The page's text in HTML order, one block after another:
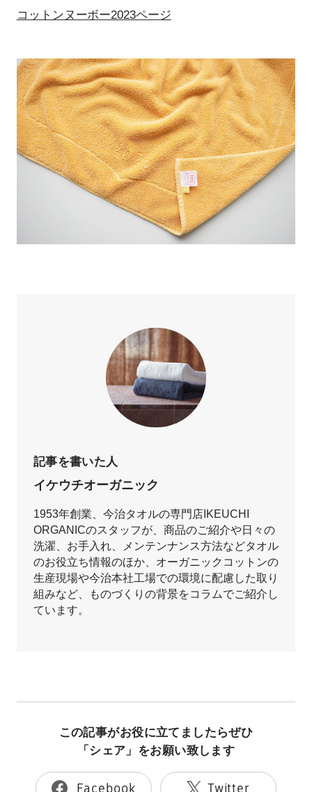
コットンヌーボー2023ページ
記事を書いた人
イケウチオーガニック
1953年創業、今治タオルの専門店IKEUCHI
ORGANICのスタッフが、商品のご紹介や日々の
洗濯、お手入れ、メンテンナンス方法などタオル
のお役立ち情報のほか、オーガニックコットンの
生産現場や今治本社工場での環境に配慮した取り
組みなど、ものづくりの背景をコラムでご紹介し
ています。
この記事がお役に立てましたらぜひ
「シェア」をお願い致します
Facebook Twitter